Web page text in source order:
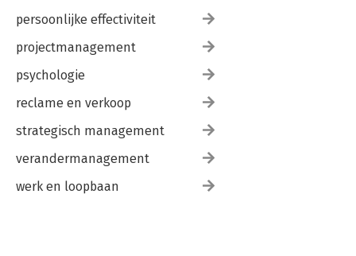
persoonlijke effectiviteit
projectmanagement
psychologie
reclame en verkoop
strategisch management
verandermanagement
werk en loopbaan